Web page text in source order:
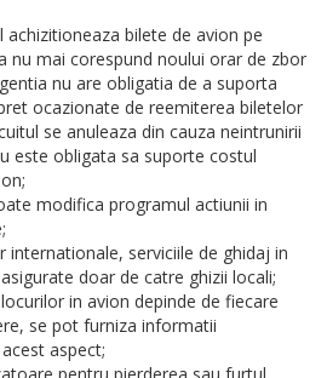
achizitioneaza bilete de avion pe
nu mai corespund noului orar de zbor
nu are obligatia de a suporta
ocazionate de reemiterea biletelor
se anuleaza din cauza neintrunirii
este obligata sa suporte costul
modifica programul actiunii in
internationale, serviciile de ghidaj in
doar de catre ghizii locali;
in avion depinde de fiecare
se pot furniza informatii
aspect;